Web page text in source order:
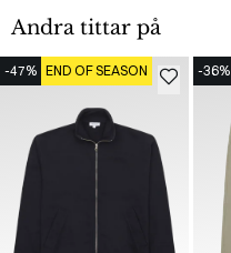
Andra tittar på
-47% END OF SEASON -36%